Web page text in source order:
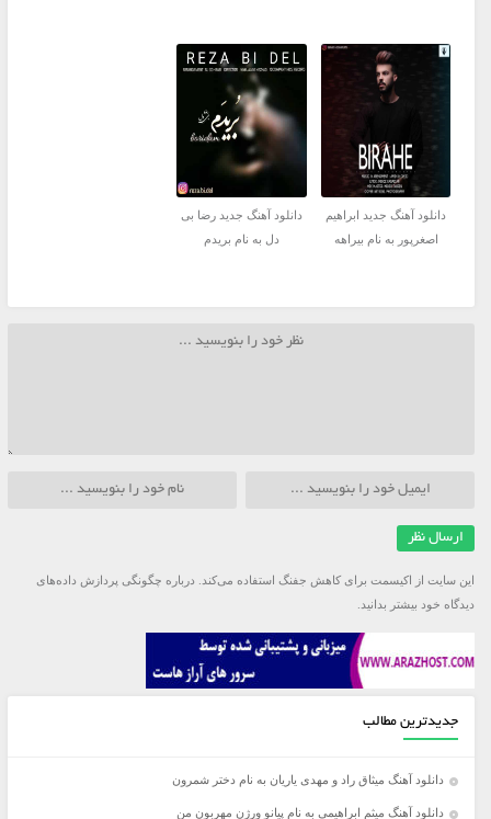
دانلود آهنگ جدید ابراهیم
اصغرپور به نام بیراهه
دانلود آهنگ جدید رضا بی
دل به نام بریدم
این سایت از اکیسمت برای کاهش جفنگ استفاده می‌کند. درباره چگونگی پردازش داده‌های
دیدگاه خود بیشتر بدانید.
جدیدترین مطالب
دانلود آهنگ میثاق راد و مهدی یاریان به نام دختر شمرون
دانلود آهنگ میثم ابراهیمی به نام پیانو ورژن مهربون من